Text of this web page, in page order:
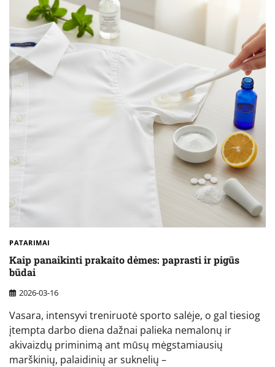
PATARIMAI
Kaip panaikinti prakaito dėmes: paprasti ir pigūs
būdai
2026-03-16
Vasara, intensyvi treniruotė sporto salėje, o gal tiesiog
įtempta darbo diena dažnai palieka nemalonų ir
akivaizdų priminimą ant mūsų mėgstamiausių
marškinių, palaidinių ar suknelių –